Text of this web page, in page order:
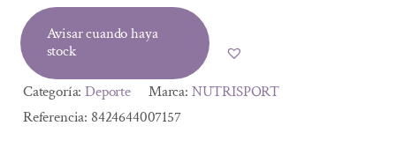
era:
2,09 €.
es:
1,86 €.
Avisar cuando haya
stock
Categoría:Deporte Marca: NUTRISPORT
Referencia: 8424644007157